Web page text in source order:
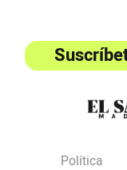
Política